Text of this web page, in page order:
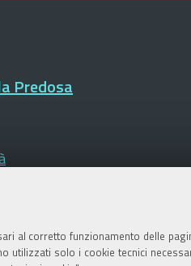
al corretto funzionamento delle
utilizzati solo i cookie tecnici
Predosa